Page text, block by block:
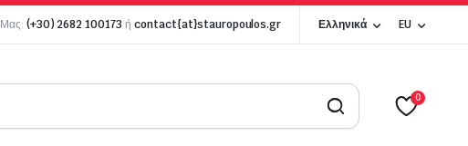
Μας: (+30) 2682 100173ή contact{at}stauropoulos.gr Ελληνικά EU
0